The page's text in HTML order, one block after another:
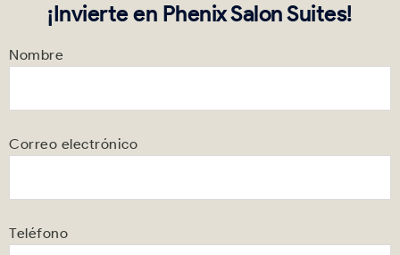
¡Invierte en Phenix Salon Suites!
Nombre
Correo electrónico
Teléfono